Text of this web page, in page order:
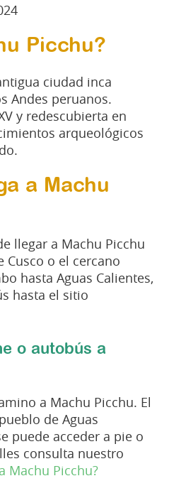
Picchu?
ciudad inca
Andes peruanos.
y redescubierta en
arqueológicos
a Machu
llegar a Machu Picchu
Cusco o el cercano
hasta Aguas Calientes,
hasta el sitio
o autobús a
a Machu Picchu. El
de Aguas
puede acceder a pie o
consulta nuestro
Machu Picchu?